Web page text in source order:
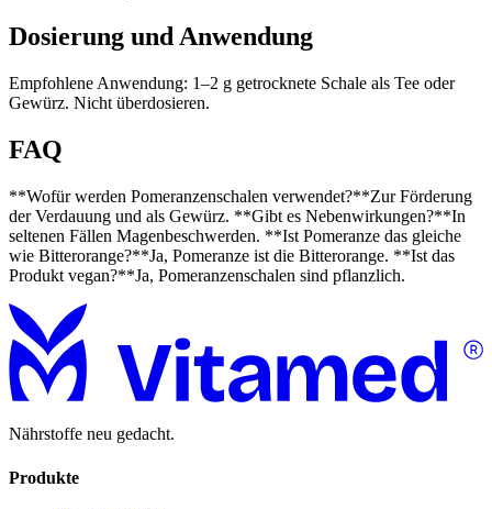
Dosierung und Anwendung
Empfohlene Anwendung: 1–2 g getrocknete Schale als Tee oder
Gewürz. Nicht überdosieren.
FAQ
**Wofür werden Pomeranzenschalen verwendet?**Zur Förderung
der Verdauung und als Gewürz. **Gibt es Nebenwirkungen?**In
seltenen Fällen Magenbeschwerden. **Ist Pomeranze das gleiche
wie Bitterorange?**Ja, Pomeranze ist die Bitterorange. **Ist das
Produkt vegan?**Ja, Pomeranzenschalen sind pflanzlich.
Nährstoffe neu gedacht.
Produkte